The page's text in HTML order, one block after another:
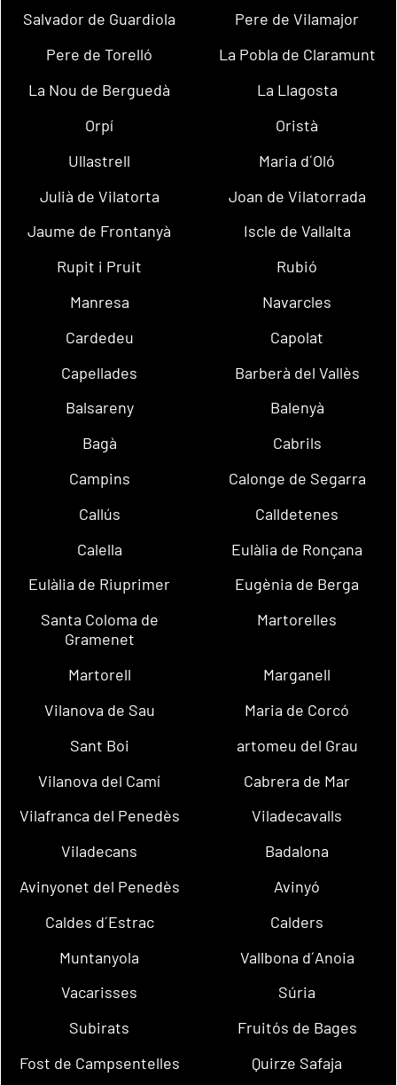
Salvador de Guardiola
Pere de Vilamajor
Pere de Torelló
La Pobla de Claramunt
La Nou de Berguedà
La Llagosta
Orpí
Oristà
Ullastrell
Maria d´Oló
Julià de Vilatorta
Joan de Vilatorrada
Jaume de Frontanyà
Iscle de Vallalta
Rupit i Pruit
Rubió
Manresa
Navarcles
Cardedeu
Capolat
Capellades
Barberà del Vallès
Balsareny
Balenyà
Bagà
Cabrils
Campins
Calonge de Segarra
Callús
Calldetenes
Calella
Eulàlia de Ronçana
Eulàlia de Riuprimer
Eugènia de Berga
Santa Coloma de
Gramenet
Martorelles
Martorell
Marganell
Vilanova de Sau
Maria de Corcó
Sant Boi
artomeu del Grau
Vilanova del Camí
Cabrera de Mar
Vilafranca del Penedès
Viladecavalls
Viladecans
Badalona
Avinyonet del Penedès
Avinyó
Caldes d´Estrac
Calders
Muntanyola
Vallbona d´Anoia
Vacarisses
Súria
Subirats
Fruitós de Bages
Fost de Campsentelles
Quirze Safaja